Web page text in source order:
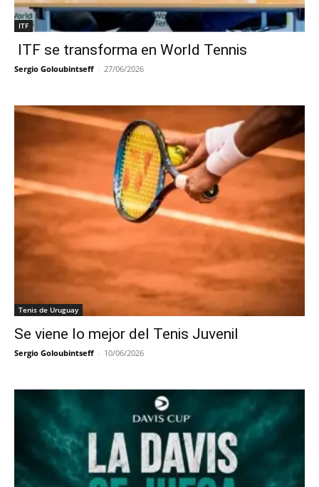
ITF
ITF se transforma en World Tennis
Sergio Goloubintseff - 27/06/2026
Tenis de Uruguay
Se viene lo mejor del Tenis Juvenil
Sergio Goloubintseff - 10/06/2026